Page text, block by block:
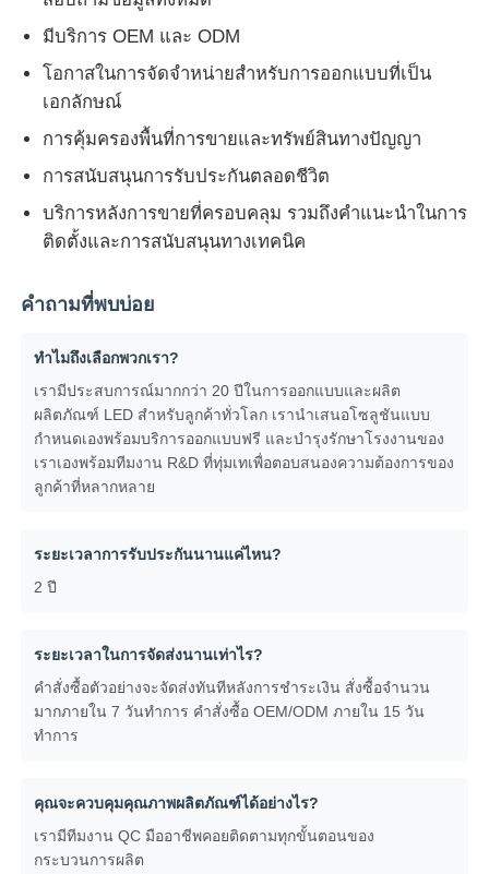
มีบริการ OEM และ ODM
โอกาสในการจัดจำหน่ายสำหรับการออกแบบที่เป็น
เอกลักษณ์
การคุ้มครองพื้นที่การขายและทรัพย์สินทางปัญญา
การสนับสนุนการรับประกันตลอดชีวิต
บริการหลังการขายที่ครอบคลุม รวมถึงคำแนะนำในการ
ติดตั้งและการสนับสนุนทางเทคนิค
คำถามที่พบบ่อย
ทำไมถึงเลือกพวกเรา?
เรามีประสบการณ์มากกว่า 20 ปีในการออกแบบและผลิต
ผลิตภัณฑ์ LED สำหรับลูกค้าทั่วโลก เรานำเสนอโซลูชันแบบ
กำหนดเองพร้อมบริการออกแบบฟรี และบำรุงรักษาโรงงานของ
เราเองพร้อมทีมงาน R&D ที่ทุ่มเทเพื่อตอบสนองความต้องการของ
ลูกค้าที่หลากหลาย
ระยะเวลาการรับประกันนานแค่ไหน?
2 ปี
ระยะเวลาในการจัดส่งนานเท่าไร?
คำสั่งซื้อตัวอย่างจะจัดส่งทันทีหลังการชำระเงิน สั่งซื้อจำนวน
มากภายใน 7 วันทำการ คำสั่งซื้อ OEM/ODM ภายใน 15 วัน
ทำการ
คุณจะควบคุมคุณภาพผลิตภัณฑ์ได้อย่างไร?
เรามีทีมงาน QC มืออาชีพคอยติดตามทุกขั้นตอนของ
กระบวนการผลิต